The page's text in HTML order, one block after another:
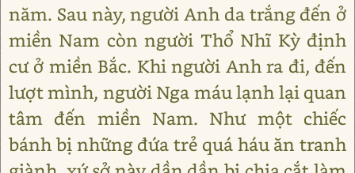
năm. Sau này, người Anh da trắng đến ở
miền Nam còn người Thổ Nhĩ Kỳ định
cư ở miền Bắc. Khi người Anh ra đi, đến
lượt mình, người Nga máu lạnh lại quan
tâm đến miền Nam. Như một chiếc
bánh bị những đứa trẻ quá háu ăn tranh